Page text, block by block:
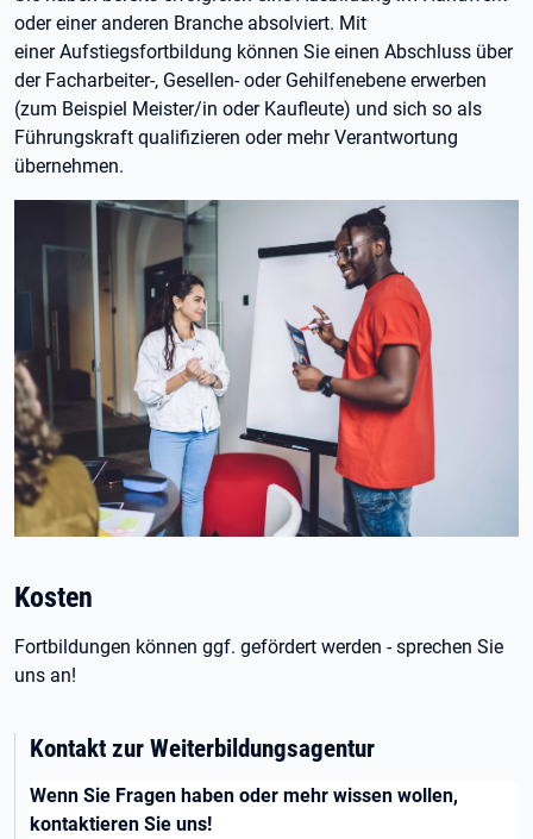
oder einer anderen Branche absolviert. Mit
einer Aufstiegsfortbildung können Sie einen Abschluss über
der Facharbeiter-, Gesellen- oder Gehilfenebene erwerben
(zum Beispiel Meister/in oder Kaufleute) und sich so als
Führungskraft qualifizieren oder mehr Verantwortung
übernehmen.
Kosten
Fortbildungen können ggf. gefördert werden - sprechen Sie
uns an!
Kontakt zur Weiterbildungsagentur
Wenn Sie Fragen haben oder mehr wissen wollen,
kontaktieren Sie uns!